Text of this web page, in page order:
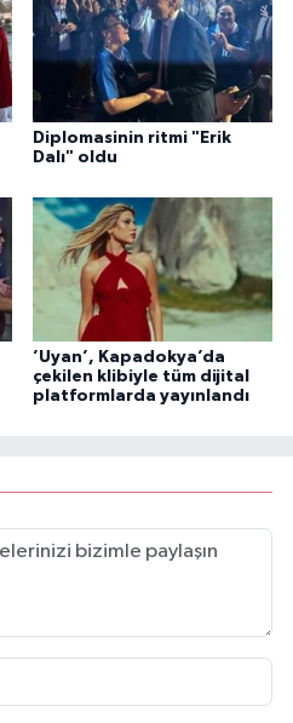
Diplomasinin ritmi "Erik
Dalı" oldu
’Uyan’, Kapadokya’da
çekilen klibiyle tüm dijital
platformlarda yayınlandı